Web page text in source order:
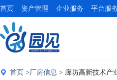
首页 资产管理 企业服务 平台服
首页 >厂房信息 > 廊坊高新技术产